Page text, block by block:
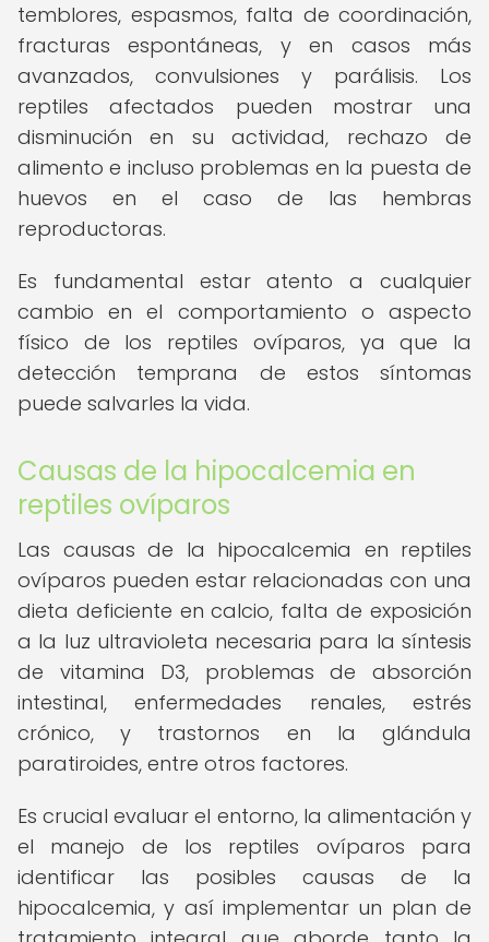
temblores, espasmos, falta de coordinación,
fracturas espontáneas, y en casos más
avanzados, convulsiones y parálisis. Los
reptiles afectados pueden mostrar una
disminución en su actividad, rechazo de
alimento e incluso problemas en la puesta de
huevos en el caso de las hembras
reproductoras.
Es fundamental estar atento a cualquier
cambio en el comportamiento o aspecto
físico de los reptiles ovíparos, ya que la
detección temprana de estos síntomas
puede salvarles la vida.
Causas de la hipocalcemia en
reptiles ovíparos
Las causas de la hipocalcemia en reptiles
ovíparos pueden estar relacionadas con una
dieta deficiente en calcio, falta de exposición
a la luz ultravioleta necesaria para la síntesis
de vitamina D3, problemas de absorción
intestinal, enfermedades renales, estrés
crónico, y trastornos en la glándula
paratiroides, entre otros factores.
Es crucial evaluar el entorno, la alimentación y
el manejo de los reptiles ovíparos para
identificar las posibles causas de la
hipocalcemia, y así implementar un plan de